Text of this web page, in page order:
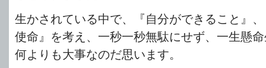
生かされている中で、『自分ができること』
使命』を考え、一秒一秒無駄にせず、一生懸
何よりも大事なのだ思います。